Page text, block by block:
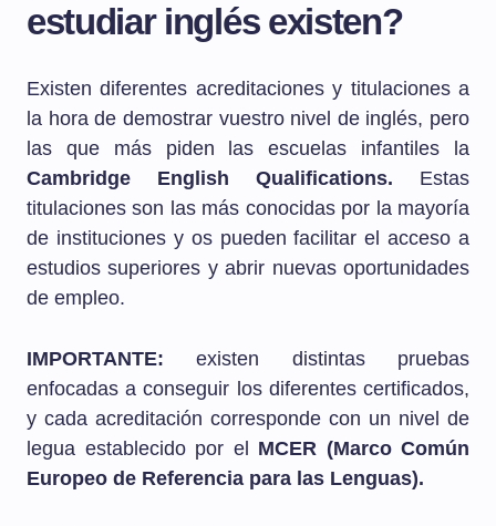
estudiar inglés existen?
Existen diferentes acreditaciones y titulaciones a
la hora de demostrar vuestro nivel de inglés, pero
las que más piden las escuelas infantiles la
Cambridge English Qualifications. Estas
titulaciones son las más conocidas por la mayoría
de instituciones y os pueden facilitar el acceso a
estudios superiores y abrir nuevas oportunidades
de empleo.
IMPORTANTE:existen distintas pruebas
enfocadas a conseguir los diferentes certificados,
y cada acreditación corresponde con un nivel de
legua establecido por el MCER (Marco Común
Europeo de Referencia para las Lenguas).